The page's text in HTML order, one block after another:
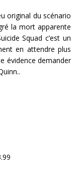
original du scénario
la mort apparente
Squad c’est un
en attendre plus
évidence demander